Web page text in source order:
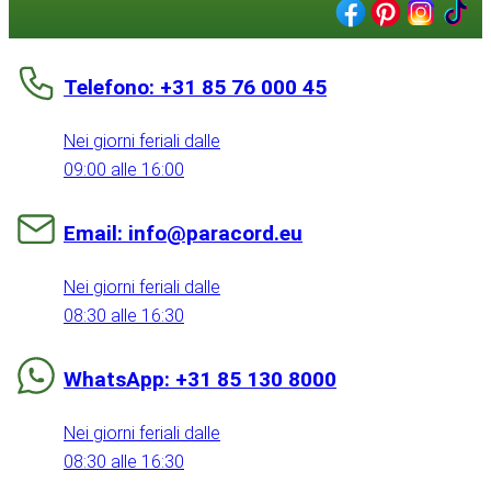
Telefono: +31 85 76 000 45
Nei giorni feriali dalle
09:00 alle 16:00
Email: info@paracord.eu
Nei giorni feriali dalle
08:30 alle 16:30
WhatsApp: +31 85 130 8000
Nei giorni feriali dalle
08:30 alle 16:30